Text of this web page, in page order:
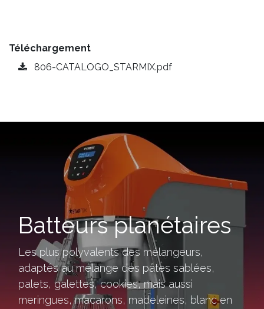
Téléchargement
806-CATALOGO_STARMIX.pdf
Batteurs planétaires
Les plus polyvalents des mélangeurs,
adaptés au mélange des pâtes sablées,
palets, galettes, cookies, mais aussi
meringues, macarons, madeleines, blanc en